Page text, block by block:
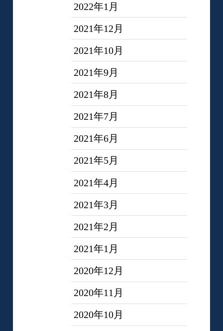
2022年1月
2021年12月
2021年10月
2021年9月
2021年8月
2021年7月
2021年6月
2021年5月
2021年4月
2021年3月
2021年2月
2021年1月
2020年12月
2020年11月
2020年10月